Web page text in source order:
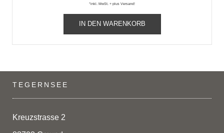
*inkl. MwSt. + plus Versand!
IN DEN WARENKORB
TEGERNSEE
Kreuzstrasse 2